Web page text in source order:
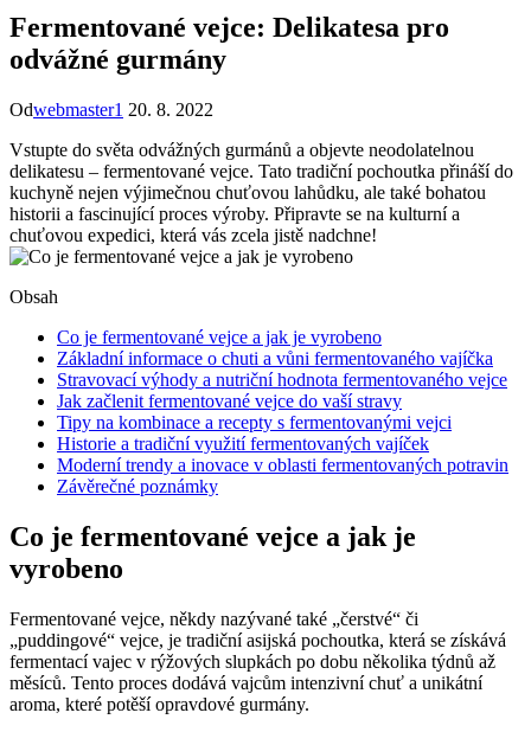
Fermentované vejce: Delikatesa pro
odvážné gurmány
Odwebmaster1 20. 8. 2022
Vstupte do světa odvážných gurmánů a objevte neodolatelnou
delikatesu – fermentované vejce. Tato tradiční pochoutka přináší do
kuchyně nejen výjimečnou chuťovou lahůdku, ale také bohatou
historii a fascinující proces výroby. Připravte se na kulturní a
chuťovou expedici, která vás zcela jistě nadchne!
Obsah
Co je fermentované vejce a jak je vyrobeno
Základní informace o chuti a vůni fermentovaného vajíčka
Stravovací výhody a nutriční hodnota fermentovaného vejce
Jak začlenit fermentované vejce do vaší stravy
Tipy na kombinace a recepty s fermentovanými vejci
Historie a tradiční využití fermentovaných vajíček
Moderní trendy a inovace v oblasti fermentovaných potravin
Závěrečné poznámky
Co je fermentované vejce a jak je
vyrobeno
Fermentované vejce, někdy nazývané také „čerstvé“ či
„puddingové“ vejce, je tradiční asijská pochoutka, která se získává
fermentací vajec v rýžových slupkách po dobu několika týdnů až
měsíců. Tento proces dodává vajcům intenzivní chuť a unikátní
aroma, které potěší opravdové gurmány.